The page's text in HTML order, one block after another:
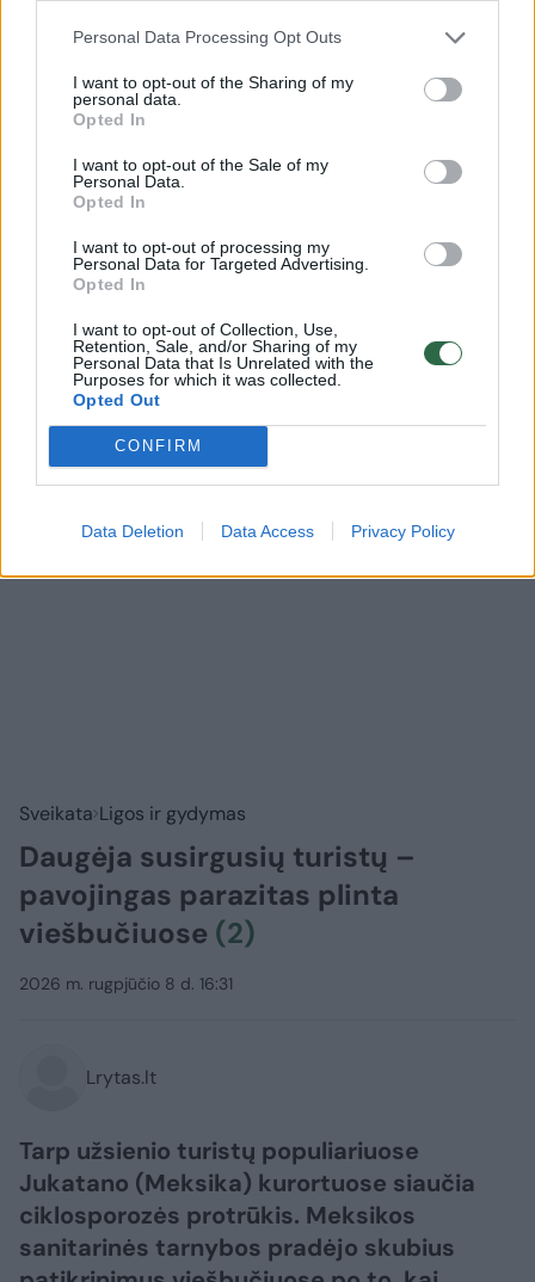
Personal Data Processing Opt Outs
I want to opt-out of the Sharing of my
personal data.
Opted In
I want to opt-out of the Sale of my
Personal Data.
Opted In
I want to opt-out of processing my
Personal Data for Targeted Advertising.
Opted In
I want to opt-out of Collection, Use,
Retention, Sale, and/or Sharing of my
Personal Data that Is Unrelated with the
Purposes for which it was collected.
Opted Out
CONFIRM
Data Deletion Data Access Privacy Policy
Komentuoti po šiuo straipsniu
Komentuoti gali tik Lrytas registruoti vartotojai.
Prisijunkite prie registruotų vartotojų
bendruomenės ir bendraukite komentaruose!
Rodyti komentarus
Prisijungti komentatoriams
Sveikata Ligos ir gydymas
Daugėja susirgusių turistų –
pavojingas parazitas plinta
viešbučiuose (2)
2026 m. rugpjūčio 8 d. 16:31
Lrytas.lt
Tarp užsienio turistų populiariuose
Jukatano (Meksika) kurortuose siaučia
ciklosporozės protrūkis. Meksikos
sanitarinės tarnybos pradėjo skubius